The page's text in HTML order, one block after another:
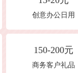
创意办公日用
150-200元
商务客户礼品